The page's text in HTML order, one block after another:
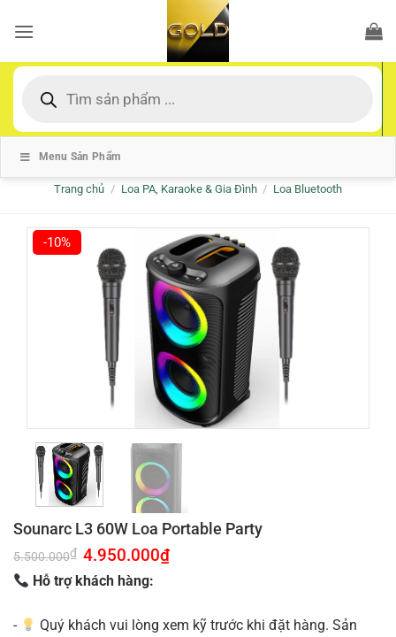
qua
dung
kiếm
Menu Sản Phẩm
Trang chủ / Loa PA, Karaoke & Gia Đình / Loa Bluetooth
-10%
Sounarc L3 60W Loa Portable Party
5.500.000₫ Giá
gốc
là:
5.500.000₫.
4.950.000₫Giá
Hỗ trợ khách hàng:
-
Quý khách vui lòng xem kỹ trước khi đặt hàng. Sản